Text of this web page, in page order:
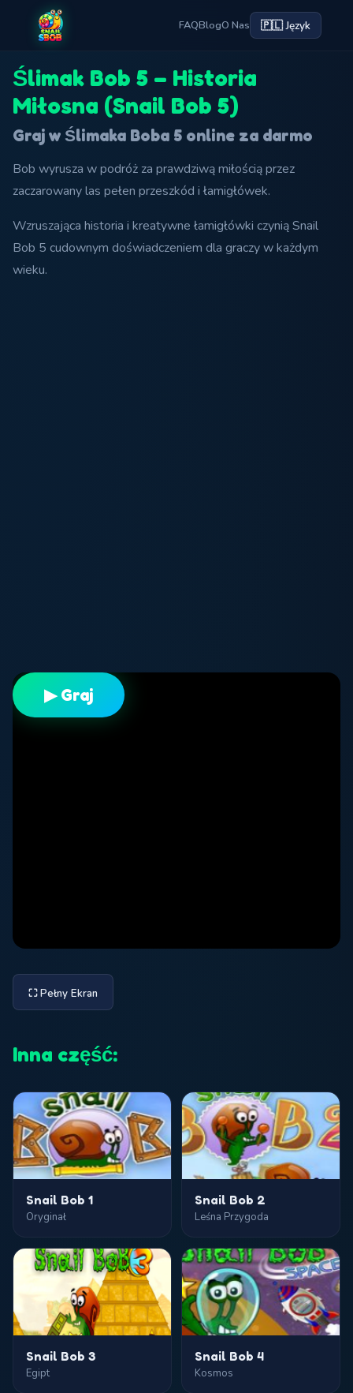
FAQBlogO Nas 🇵🇱 Język
Ślimak Bob 5 – Historia
Miłosna (Snail Bob 5)
Graj w Ślimaka Boba 5 online za darmo
Bob wyrusza w podróż za prawdziwą miłością przez
zaczarowany las pełen przeszkód i łamigłówek.
Wzruszająca historia i kreatywne łamigłówki czynią Snail
Bob 5 cudownym doświadczeniem dla graczy w każdym
wieku.
▶ Graj
⛶ Pełny Ekran
Inna część:
Snail Bob 1
Oryginał
Snail Bob 2
Leśna Przygoda
Snail Bob 3
Egipt
Snail Bob 4
Kosmos